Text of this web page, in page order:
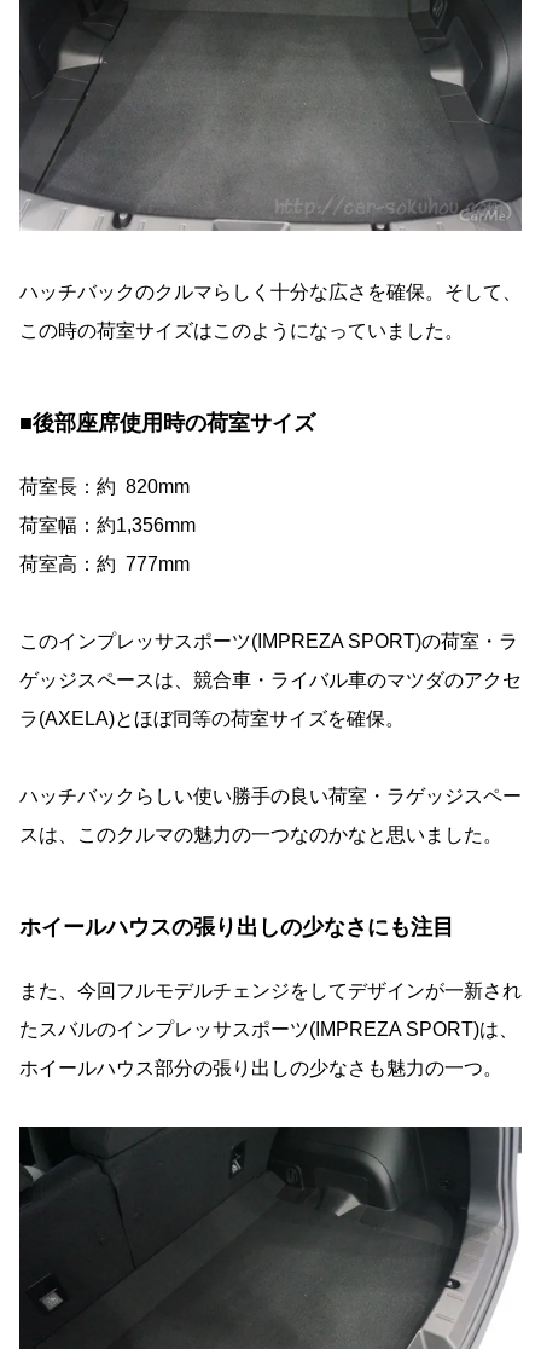
ハッチバックのクルマらしく十分な広さを確保。そして、
この時の荷室サイズはこのようになっていました。
■後部座席使用時の荷室サイズ
荷室長：約 820mm
荷室幅：約1,356mm
荷室高：約 777mm
このインプレッサスポーツ(IMPREZA SPORT)の荷室・ラ
ゲッジスペースは、競合車・ライバル車のマツダのアクセ
ラ(AXELA)とほぼ同等の荷室サイズを確保。
ハッチバックらしい使い勝手の良い荷室・ラゲッジスペー
スは、このクルマの魅力の一つなのかなと思いました。
ホイールハウスの張り出しの少なさにも注目
また、今回フルモデルチェンジをしてデザインが一新され
たスバルのインプレッサスポーツ(IMPREZA SPORT)は、
ホイールハウス部分の張り出しの少なさも魅力の一つ。